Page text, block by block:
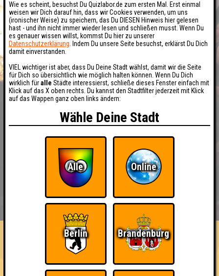
HIGHSCORE RESERVIERUNG
FAQ ÜBER UNS
Seitenquiz 96
das Sündikatsquiz · 27.05.2014 · Donner Wetter
Wie es scheint, besuchst Du Quizlabor.de zum ersten Mal. Erst einmal
weisen wir Dich darauf hin, dass wir Cookies verwenden, um uns
(ironischer Weise) zu speichern, das Du DIESEN Hinweis hier gelesen
hast - und ihn nicht immer wieder lesen und schließen musst. Wenn Du
es genauer wissen willst, kommst Du hier zu unserer
Datenschutzerklärung . Indem Du unsere Seite besuchst, erklärst Du Dich
damit einverstanden.
VIEL wichtiger ist aber, dass Du Deine Stadt wählst, damit wir die Seite
für Dich so übersichtlich wie möglich halten können. Wenn Du Dich
wirklich füralle Städte interessierst, schließe dieses Fenster einfach mit
Klick auf das X oben rechts. Du kannst den Stadtfilter jederzeit mit Klick
auf das Wappen ganz oben links ändern:
Wähle Deine Stadt
Alle Online
Berlin Brandenburg